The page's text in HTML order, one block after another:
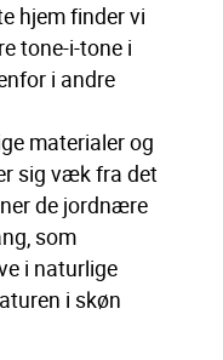
hjem finder vi
tone-i-tone i
i andre
materialer og
sig væk fra det
de jordnære
som
i naturlige
i skøn